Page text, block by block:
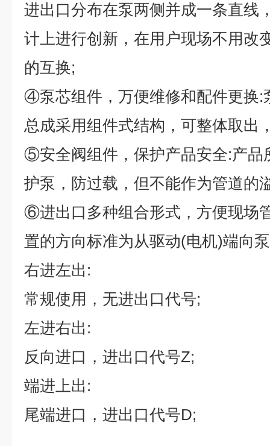
进出口分布在泵两侧并成一条直线
计上进行创新，在用户现场不用改
的互换;
④泵芯组件，万便维修和配件更换:
总成采用组件式结构，可整体取出
⑤安全阀组件，保护产品安全:产品
护泵，防过载，但不能作为管道的
⑥进出口多种组合形式，方便现场
置的方向标准为从驱动(电机)端向
右进左出 :
常规使用，无进出口代号;
左进右出 :
反向进口，进出口代号Z;
端进上出 :
尾端进口，进出口代号D;